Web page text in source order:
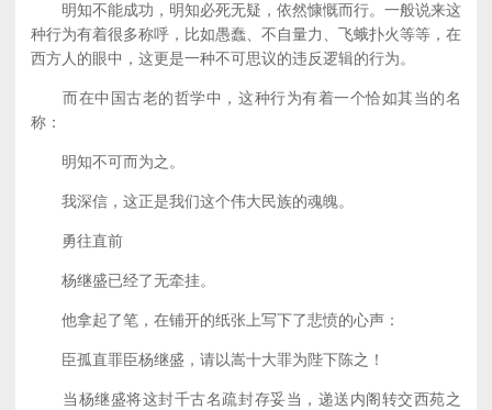
明知不能成功，明知必死无疑，依然慷慨而行。一般说来这
种行为有着很多称呼，比如愚蠢、不自量力、飞蛾扑火等等，在
西方人的眼中，这更是一种不可思议的违反逻辑的行为。
而在中国古老的哲学中，这种行为有着一个恰如其当的名
称：
明知不可而为之。
我深信，这正是我们这个伟大民族的魂魄。
勇往直前
杨继盛已经了无牵挂。
他拿起了笔，在铺开的纸张上写下了悲愤的心声：
臣孤直罪臣杨继盛，请以嵩十大罪为陛下陈之！
当杨继盛将这封千古名疏封存妥当，递送内阁转交西苑之